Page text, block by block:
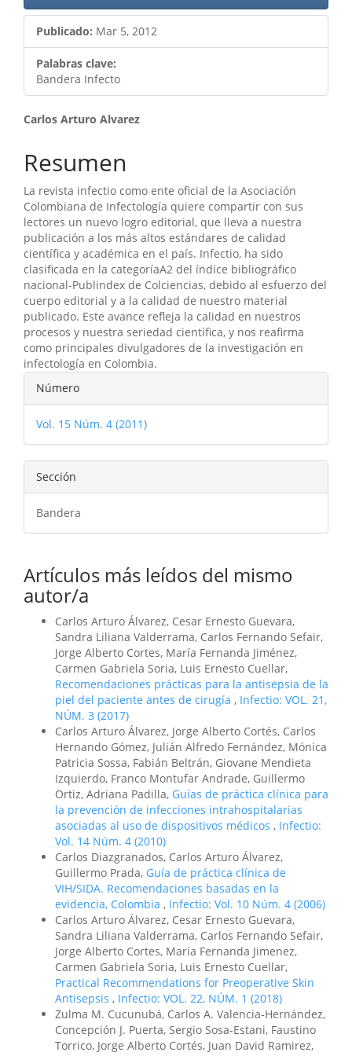
Publicado: Mar 5, 2012
Palabras clave:
Bandera Infecto
Contenido
principal
del
artículo
Carlos Arturo Alvarez
Resumen
La revista infectio como ente oficial de la Asociación
Colombiana de Infectología quiere compartir con sus
lectores un nuevo logro editorial, que lleva a nuestra
publicación a los más altos estándares de calidad
científica y académica en el país. Infectio, ha sido
clasificada en la categoríaA2 del índice bibliográfico
nacional-Publindex de Colciencias, debido al esfuerzo del
cuerpo editorial y a la calidad de nuestro material
publicado. Este avance refleja la calidad en nuestros
procesos y nuestra seriedad científica, y nos reafirma
como principales divulgadores de la investigación en
infectología en Colombia.
Detalles
del
artículo
Número
Vol. 15 Núm. 4 (2011)
Sección
Bandera
Artículos más leídos del mismo
autor/a
Carlos Arturo Álvarez, Cesar Ernesto Guevara,
Sandra Liliana Valderrama, Carlos Fernando Sefair,
Jorge Alberto Cortes, María Fernanda Jiménez,
Carmen Gabriela Soria, Luis Ernesto Cuellar,
Recomendaciones prácticas para la antisepsia de la
piel del paciente antes de cirugía , Infectio: VOL. 21,
NÚM. 3 (2017)
Carlos Arturo Álvarez, Jorge Alberto Cortés, Carlos
Hernando Gómez, Julián Alfredo Fernández, Mónica
Patricia Sossa, Fabián Beltrán, Giovane Mendieta
Izquierdo, Franco Montufar Andrade, Guillermo
Ortiz, Adriana Padilla, Guías de práctica clínica para
la prevención de infecciones intrahospitalarias
asociadas al uso de dispositivos médicos , Infectio:
Vol. 14 Núm. 4 (2010)
Carlos Diazgranados, Carlos Arturo Álvarez,
Guillermo Prada, Guía de práctica clínica de
VIH/SIDA. Recomendaciones basadas en la
evidencia, Colombia , Infectio: Vol. 10 Núm. 4 (2006)
Carlos Arturo Álvarez, Cesar Ernesto Guevara,
Sandra Liliana Valderrama, Carlos Fernando Sefair,
Jorge Alberto Cortes, María Fernanda Jimenez,
Carmen Gabriela Soria, Luis Ernesto Cuellar,
Practical Recommendations for Preoperative Skin
Antisepsis , Infectio: VOL. 22, NÚM. 1 (2018)
Zulma M. Cucunubá, Carlos A. Valencia-Hernández,
Concepción J. Puerta, Sergio Sosa-Estani, Faustino
Torrico, Jorge Alberto Cortés, Juan David Ramirez,